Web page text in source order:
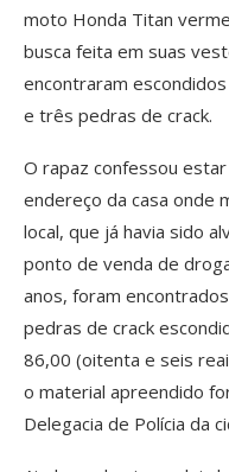
moto Honda Titan
busca feita em suas
encontraram
e três pedras de crack.
O rapaz confessou
endereço da casa onde
local, que já havia sido
ponto de venda de
anos, foram
pedras de crack
86,00 (oitenta e seis
o material apreendido
Delegacia de Polícia da